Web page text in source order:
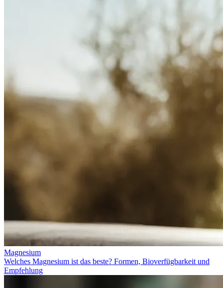
Magnesium
Welches Magnesium ist das beste? Formen, Bioverfügbarkeit und
Empfehlung